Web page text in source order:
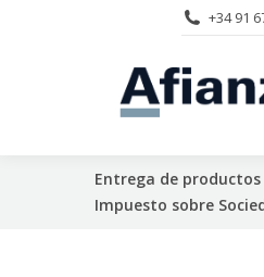
+34 91
Entrega de
Impuesto sobre